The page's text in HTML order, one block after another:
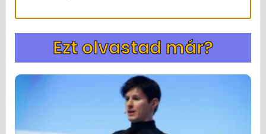
Ezt olvastad már?